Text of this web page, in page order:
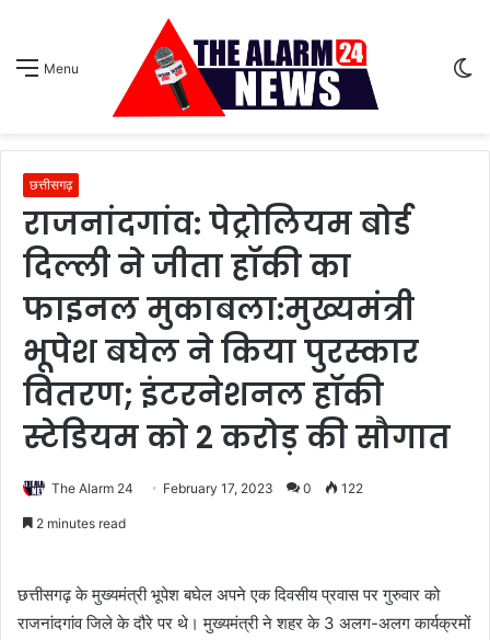
Menu
छत्तीसगढ़
राजनांदगांव: पेट्रोलियम बोर्ड
दिल्ली ने जीता हॉकी का
फाइनल मुकाबला:मुख्यमंत्री
भूपेश बघेल ने किया पुरस्कार
वितरण; इंटरनेशनल हॉकी
स्टेडियम को 2 करोड़ की सौगात
The Alarm 24 February 17, 2023 0 122
2 minutes read
छत्तीसगढ़ के मुख्यमंत्री भूपेश बघेल अपने एक दिवसीय प्रवास पर गुरुवार को
राजनांदगांव जिले के दौरे पर थे। मुख्यमंत्री ने शहर के 3 अलग-अलग कार्यक्रमों